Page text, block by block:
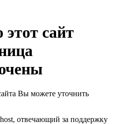
сайт
Вы можете уточнить
отвечающий за поддержку